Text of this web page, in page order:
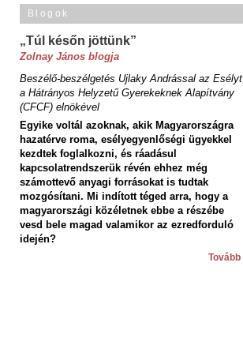
Blogok
„Túl későn jöttünk”
Zolnay János blogja
Beszélő-beszélgetés Ujlaky Andrással az Esélyt
a Hátrányos Helyzetű Gyerekeknek Alapítvány
(CFCF) elnökével
Egyike voltál azoknak, akik Magyarországra
hazatérve roma, esélyegyenlőségi ügyekkel
kezdtek foglalkozni, és ráadásul
kapcsolatrendszerük révén ehhez még
számottevő anyagi forrásokat is tudtak
mozgósítani. Mi indított téged arra, hogy a
magyarországi közéletnek ebbe a részébe
vesd bele magad valamikor az ezredforduló
idején?
Tovább